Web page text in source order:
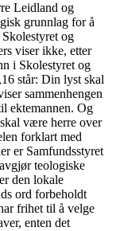
Leidland og
grunnlag for å
og
viser ikke, etter
i Skolestyret og
står: Din lyst skal
sammenhengen
ektemannen. Og
være herre over
forklart med
er Samfundsstyret
teologiske
den lokale
ord forbeholdt
frihet til å velge
enten det